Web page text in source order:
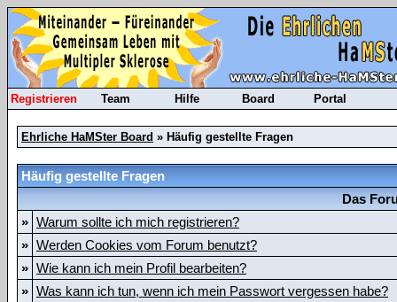
Registrieren Team Hilfe Board Portal
Ehrliche HaMSter Board » Häufig gestellte Fragen
Häufig gestellte Fragen
Das
» Warum sollte ich mich registrieren?
» Werden Cookies vom Forum benutzt?
» Wie kann ich mein Profil bearbeiten?
» Was kann ich tun, wenn ich mein Passwort vergessen habe?